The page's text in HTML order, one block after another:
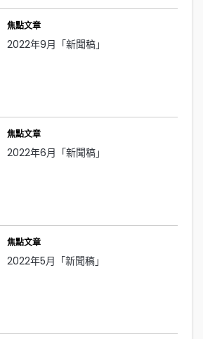
焦點文章
2022年9月「新聞稿」
焦點文章
2022年6月「新聞稿」
焦點文章
2022年5月「新聞稿」